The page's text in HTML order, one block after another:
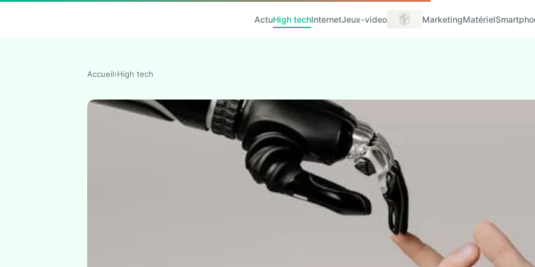
ActuHigh techInternetJeux-video MarketingMatériel
Accueil›High tech